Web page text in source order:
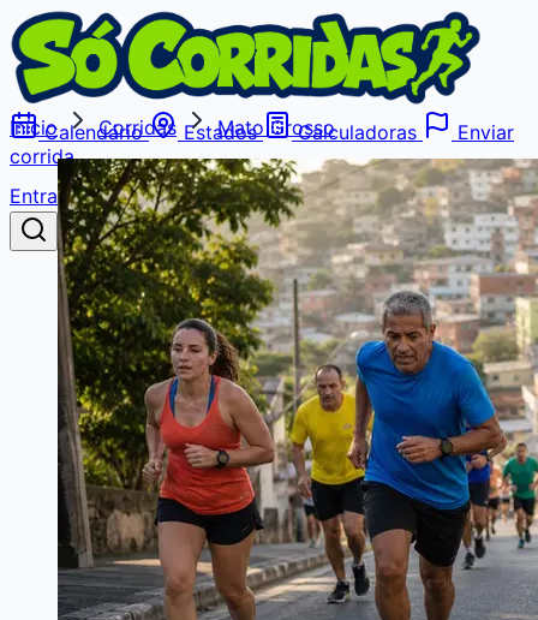
Calendário Estados Calculadoras
Enviar
corrida
Entrar
Buscar
Início Corridas Mato Grosso